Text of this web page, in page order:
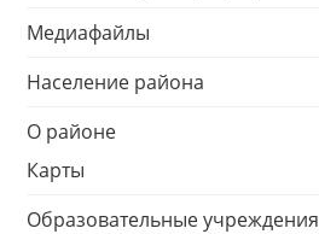
Медиафайлы
Население района
О районе
Карты
Образовательные учреждения